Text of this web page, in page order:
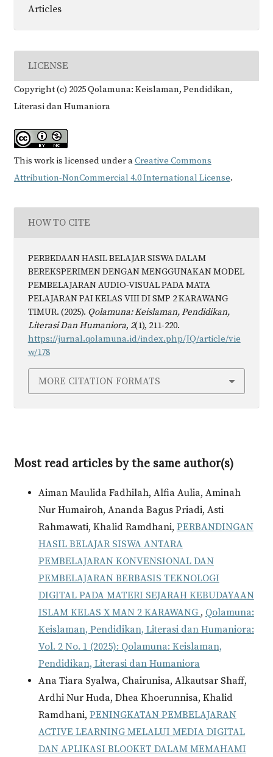
Articles
LICENSE
Copyright (c) 2025 Qolamuna: Keislaman, Pendidikan,
Literasi dan Humaniora
This work is licensed under aCreative Commons
Attribution-NonCommercial 4.0 International License.
HOW TO CITE
PERBEDAAN HASIL BELAJAR SISWA DALAM
BEREKSPERIMEN DENGAN MENGGUNAKAN MODEL
PEMBELAJARAN AUDIO-VISUAL PADA MATA
PELAJARAN PAI KELAS VIII DI SMP 2 KARAWANG
TIMUR. (2025). Qolamuna: Keislaman, Pendidikan,
Literasi Dan Humaniora, 2(1), 211-220.
https://jurnal.qolamuna.id/index.php/JQ/article/vie
w/178
MORE CITATION FORMATS
Most read articles by the same author(s)
Aiman Maulida Fadhilah, Alfia Aulia, Aminah
Nur Humairoh, Ananda Bagus Priadi, Asti
Rahmawati, Khalid Ramdhani, PERBANDINGAN
HASIL BELAJAR SISWA ANTARA
PEMBELAJARAN KONVENSIONAL DAN
PEMBELAJARAN BERBASIS TEKNOLOGI
DIGITAL PADA MATERI SEJARAH KEBUDAYAAN
ISLAM KELAS X MAN 2 KARAWANG , Qolamuna:
Keislaman, Pendidikan, Literasi dan Humaniora:
Vol. 2 No. 1 (2025): Qolamuna: Keislaman,
Pendidikan, Literasi dan Humaniora
Ana Tiara Syalwa, Chairunisa, Alkautsar Shaff,
Ardhi Nur Huda, Dhea Khoerunnisa, Khalid
Ramdhani, PENINGKATAN PEMBELAJARAN
ACTIVE LEARNING MELALUI MEDIA DIGITAL
DAN APLIKASI BLOOKET DALAM MEMAHAMI